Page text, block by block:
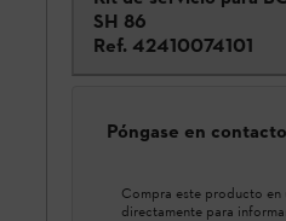
SH 86
Ref. 42410074101
Póngase en
Compra este producto en
directamente para